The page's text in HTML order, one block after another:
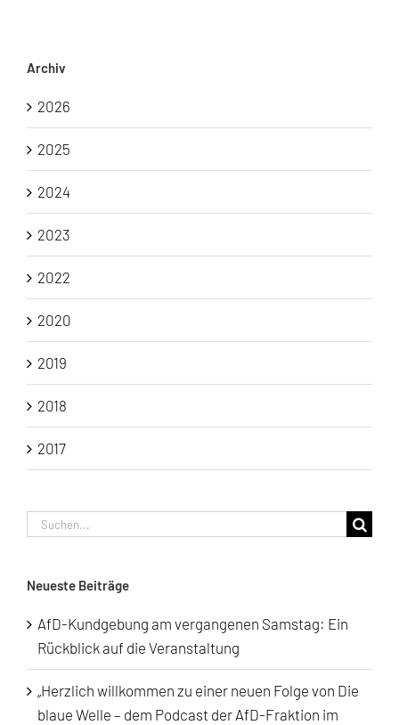
Archiv
2026
2025
2024
2023
2022
2020
2019
2018
2017
Suche
Neueste Beiträge
AfD-Kundgebung am vergangenen Samstag: Ein
Rückblick auf die Veranstaltung
„Herzlich willkommen zu einer neuen Folge von Die
blaue Welle – dem Podcast der AfD-Fraktion im